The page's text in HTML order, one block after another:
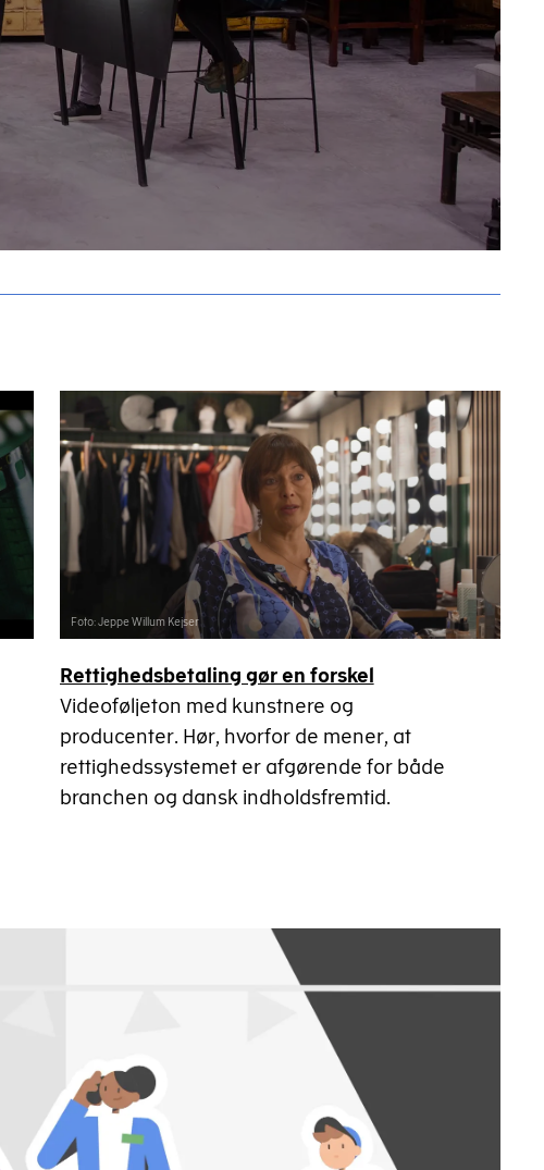
Foto: Jeppe Willum Kejser
Rettighedsbetaling gør en forskel
Videoføljeton med kunstnere og
producenter. Hør, hvorfor de mener, at
rettighedssystemet er afgørende for både
branchen og dansk indholdsfremtid.